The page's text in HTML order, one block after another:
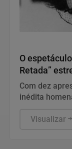
O
Retada”
em Salvador
Com dez
inédita
Visualizar